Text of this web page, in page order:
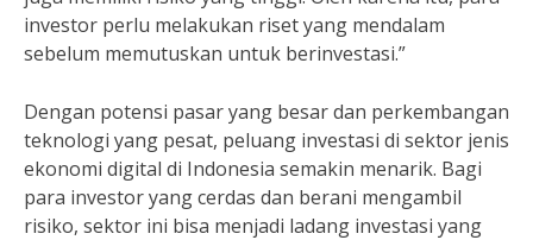
investor perlu melakukan riset yang mendalam
sebelum memutuskan untuk berinvestasi.”
Dengan potensi pasar yang besar dan perkembangan
teknologi yang pesat, peluang investasi di sektor jenis
ekonomi digital di Indonesia semakin menarik. Bagi
para investor yang cerdas dan berani mengambil
risiko, sektor ini bisa menjadi ladang investasi yang